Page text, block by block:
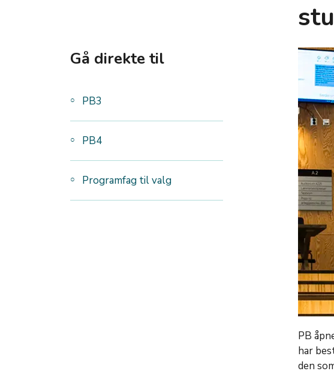
Gå direkte til
PB3
PB4
Programfag til valg
PB
har
den